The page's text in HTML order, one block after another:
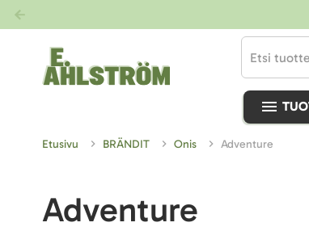
Etusivu BRÄNDIT Onis Adventure
Adventure